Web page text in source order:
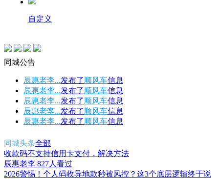
自定义
同城公告
辰惠老李...发布了顺风车信息
辰惠老李...发布了顺风车信息
辰惠老李...发布了顺风车信息
辰惠老李...发布了顺风车信息
辰惠老李...发布了顺风车信息
同城头条全部
收款码不支持信用卡支付，解决方法
辰惠老李 827人看过
2026警惕！个人码收异地款秒被风控？这3个底层逻辑终于说